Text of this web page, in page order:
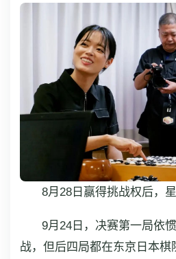
8月28日赢得挑战权后，
9月24日，决赛第一局依
战，但后四局都在东京日本棋